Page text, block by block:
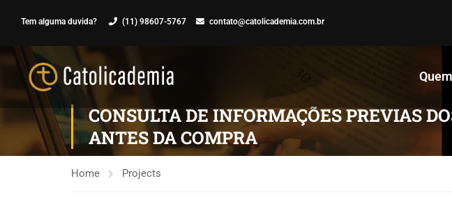
Tem alguma duvida? (11) 98607-5767 contato@catolicademia.com.br
CONSULTA DE INFORMAÇÕES PREVIAS
ANTES DA COMPRA
Home Projects